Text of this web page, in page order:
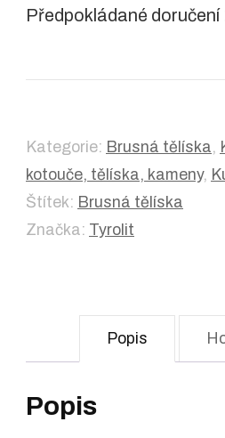
Předpokládané doručení
Kategorie: Brusná tělíska,
kotouče, tělíska, kameny,
Štítek: Brusná tělíska
Značka: Tyrolit
Popis
Popis